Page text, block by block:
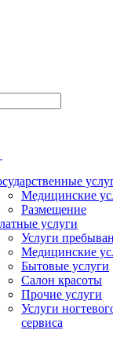
Медицинские
Размещение
услуги
Услуги
Медицинские
Бытовые услуги
Салон красоты
Прочие услуги
Услуги
сервиса